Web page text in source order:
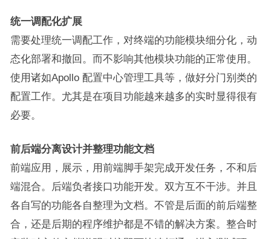
统一调配化扩展
需要处理统一调配工作，对终端的功能模块细分化，动
态化部署和撤回。而不影响其他模块功能的正常使用。
使用诸如Apollo 配置中心管理工具等，做好分门别类的
配置工作。尤其是在项目功能越来越多的实时显得很有
必要。
前后端分离设计并整理功能文档
前端应用，展示，用前端脚手架完成开发任务，不和后
端混合。后端负者接口功能开发。双方互不干涉。并且
各自写的功能各自整理为文档。不管是后面的前后端整
合，还是后期的程序维护都是不错的解决方案。整合时